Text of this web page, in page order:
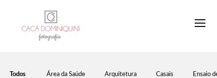
Todos Área da Saúde Arquitetura Casais Ensaio